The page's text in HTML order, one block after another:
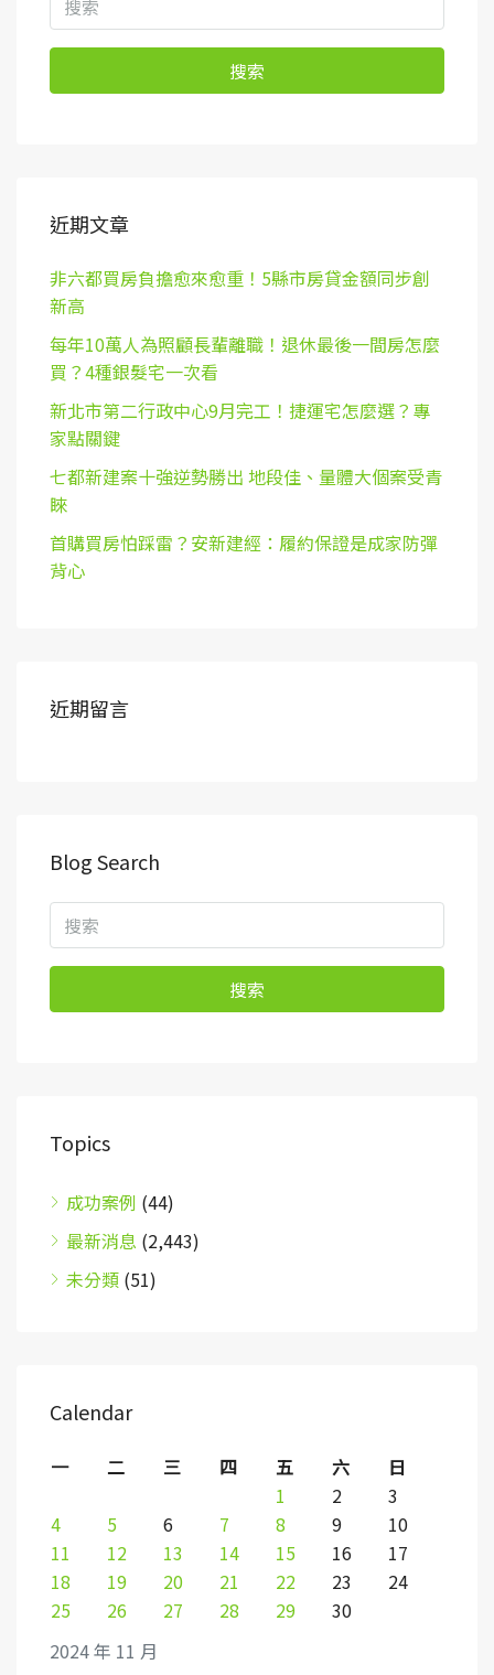
搜索
近期文章
非六都買房負擔愈來愈重！5縣市房貸金額同步創
新高
每年10萬人為照顧長輩離職！退休最後一間房怎麼
買？4種銀髮宅一次看
新北市第二行政中心9月完工！捷運宅怎麼選？專
家點關鍵
七都新建案十強逆勢勝出 地段佳、量體大個案受青
睞
首購買房怕踩雷？安新建經：履約保證是成家防彈
背心
近期留言
Blog Search
搜索
Topics
成功案例 (44)
最新消息 (2,443)
未分類 (51)
Calendar
2024 年 11 月
一 二 三 四 五 六
日
1
2
3
4
5 6 7 8 9
10
11
12 13 14 15 16
17
18
19 20 21 22 23
24
25
26 27 28 29 30